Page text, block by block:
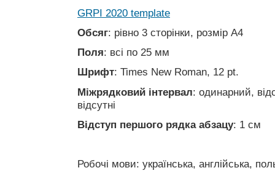
GRPI 2020 template
Обсяг: рівно 3 сторінки, розмір А4
Поля: всі по 25 мм
Шрифт: Times New Roman, 12 pt.
Міжрядковий інтервал: одинарний,
відсутні
Відступ першого рядка абзацу: 1 см
Робочі мови: українська, англійська,